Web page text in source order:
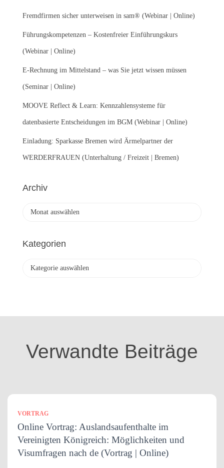
a
h
:
Fremdfirmen sicher unterweisen in sam® (Webinar | Online)
Führungskompetenzen – Kostenfreier Einführungskurs
(Webinar | Online)
E-Rechnung im Mittelstand – was Sie jetzt wissen müssen
(Seminar | Online)
MOOVE Reflect & Learn: Kennzahlensysteme für
datenbasierte Entscheidungen im BGM (Webinar | Online)
Einladung: Sparkasse Bremen wird Ärmelpartner der
WERDERFRAUEN (Unterhaltung / Freizeit | Bremen)
Archiv
h
Kategorien
o
Verwandte Beiträge
VORTRAG
Online Vortrag: Auslandsaufenthalte im
Vereinigten Königreich: Möglichkeiten und
Visumfragen nach de (Vortrag | Online)